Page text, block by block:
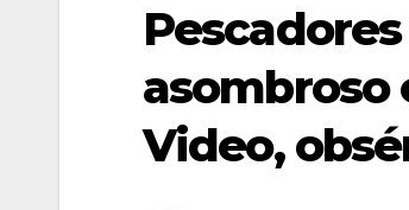
asombroso
Video,